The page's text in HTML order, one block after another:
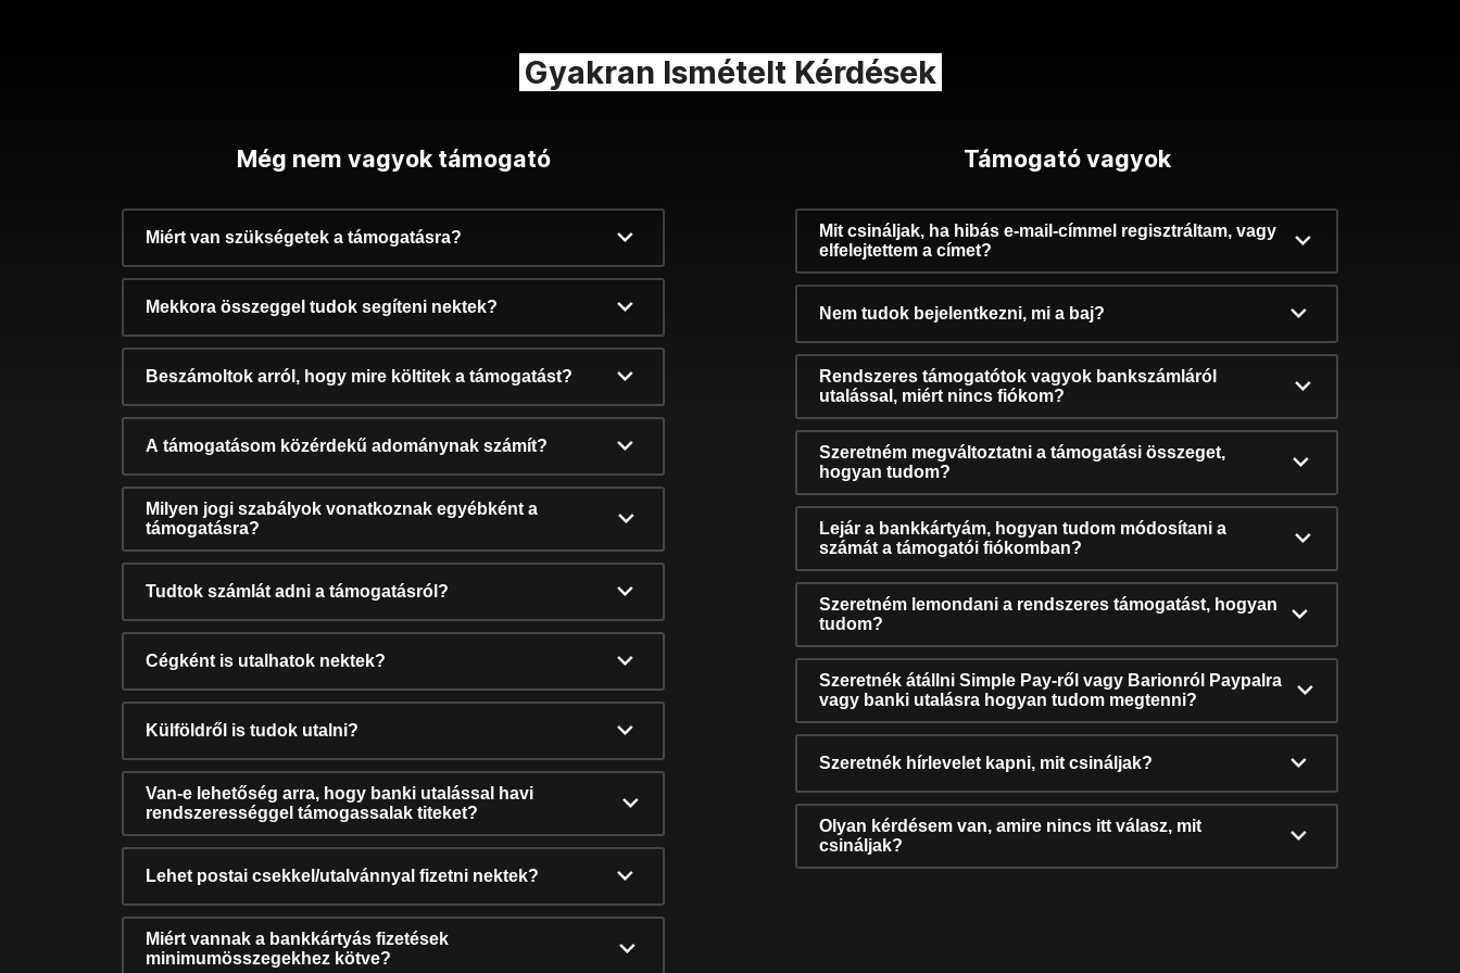
Gyakran Ismételt Kérdések
Még nem vagyok támogató
Miért van szükségetek a támogatásra?
Mekkora összeggel tudok segíteni nektek?
Beszámoltok arról, hogy mire költitek a támogatást?
A támogatásom közérdekű adománynak számít?
Milyen jogi szabályok vonatkoznak egyébként a
támogatásra?
Tudtok számlát adni a támogatásról?
Cégként is utalhatok nektek?
Külföldről is tudok utalni?
Van-e lehetőség arra, hogy banki utalással havi
rendszerességgel támogassalak titeket?
Lehet postai csekkel/utalvánnyal fizetni nektek?
Miért vannak a bankkártyás fizetések
minimumösszegekhez kötve?
Támogató vagyok
Mit csináljak, ha hibás e-mail-címmel regisztráltam, vagy
elfelejtettem a címet?
Nem tudok bejelentkezni, mi a baj?
Rendszeres támogatótok vagyok bankszámláról
utalással, miért nincs fiókom?
Szeretném megváltoztatni a támogatási összeget,
hogyan tudom?
Lejár a bankkártyám, hogyan tudom módosítani a
számát a támogatói fiókomban?
Szeretném lemondani a rendszeres támogatást, hogyan
tudom?
Szeretnék átállni Simple Pay-ről vagy Barionról Paypalra
vagy banki utalásra hogyan tudom megtenni?
Szeretnék hírlevelet kapni, mit csináljak?
Olyan kérdésem van, amire nincs itt válasz, mit
csináljak?